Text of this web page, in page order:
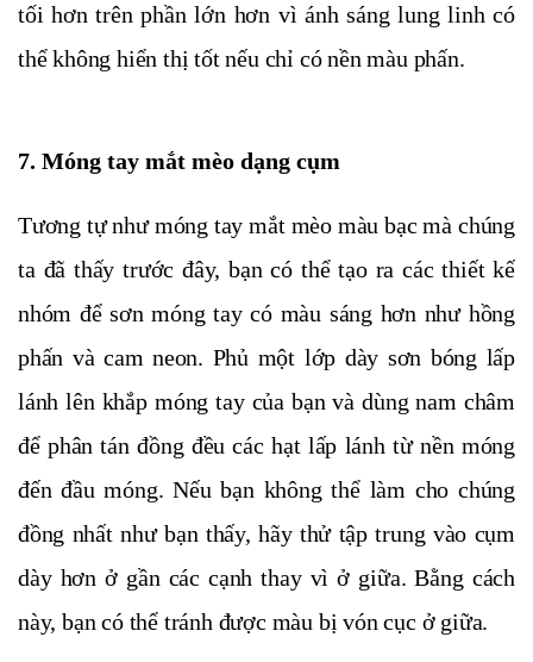
tối hơn trên phần lớn hơn vì ánh sáng lung linh có
thể không hiển thị tốt nếu chỉ có nền màu phấn.
7. Móng tay mắt mèo dạng cụm
Tương tự như móng tay mắt mèo màu bạc mà chúng
ta đã thấy trước đây, bạn có thể tạo ra các thiết kế
nhóm để sơn móng tay có màu sáng hơn như hồng
phấn và cam neon. Phủ một lớp dày sơn bóng lấp
lánh lên khắp móng tay của bạn và dùng nam châm
để phân tán đồng đều các hạt lấp lánh từ nền móng
đến đầu móng. Nếu bạn không thể làm cho chúng
đồng nhất như bạn thấy, hãy thử tập trung vào cụm
dày hơn ở gần các cạnh thay vì ở giữa. Bằng cách
này, bạn có thể tránh được màu bị vón cục ở giữa.